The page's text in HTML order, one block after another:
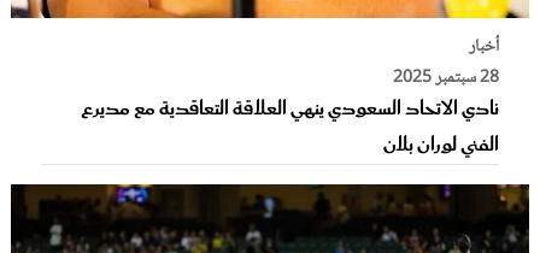
أخبار
28 سبتمبر 2025
نادي الاتحاد السعودي ينهي العلاقة التعاقدية مع مديرع
الفني لوران بلان